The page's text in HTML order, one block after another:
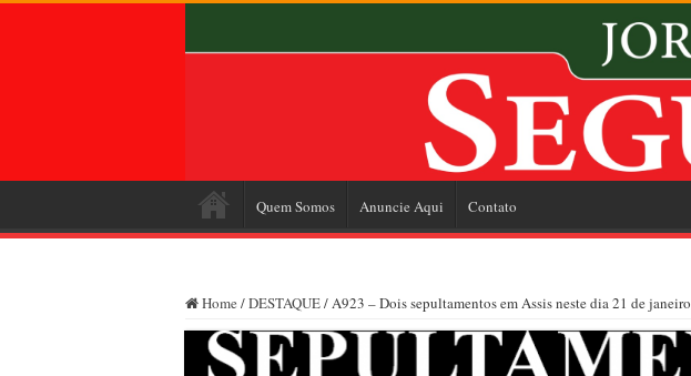
Quem Somos Anuncie Aqui Contato
Home /DESTAQUE/A923 – Dois sepultamentos em Assis neste dia 21 de janeiro